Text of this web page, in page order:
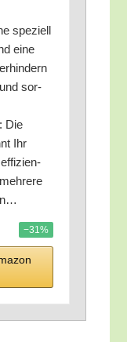
spe­zi­ell
eine
sor­
Die
Ihr
effi­zi­en­
−31%